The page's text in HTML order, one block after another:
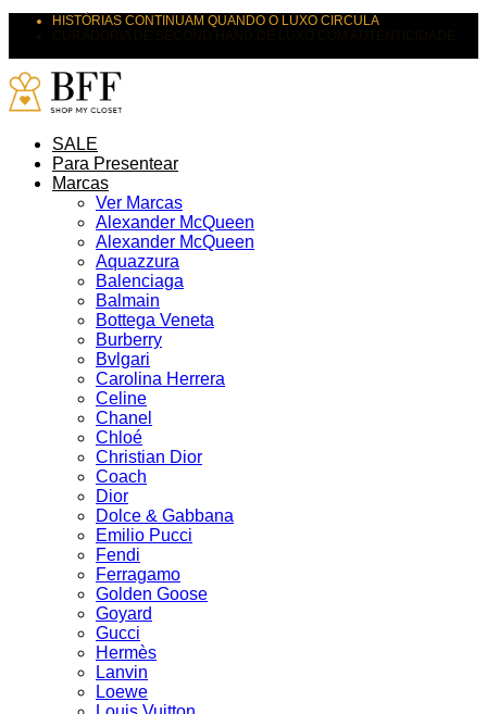
HISTÓRIAS CONTINUAM QUANDO O LUXO CIRCULA
SALE
Para Presentear
Marcas
Ver Marcas
Alexander McQueen
Alexander McQueen
Aquazzura
Balenciaga
Balmain
Bottega Veneta
Burberry
Bvlgari
Carolina Herrera
Celine
Chanel
Chloé
Christian Dior
Coach
Dior
Dolce & Gabbana
Emilio Pucci
Fendi
Ferragamo
Golden Goose
Goyard
Gucci
Hermès
Lanvin
Loewe